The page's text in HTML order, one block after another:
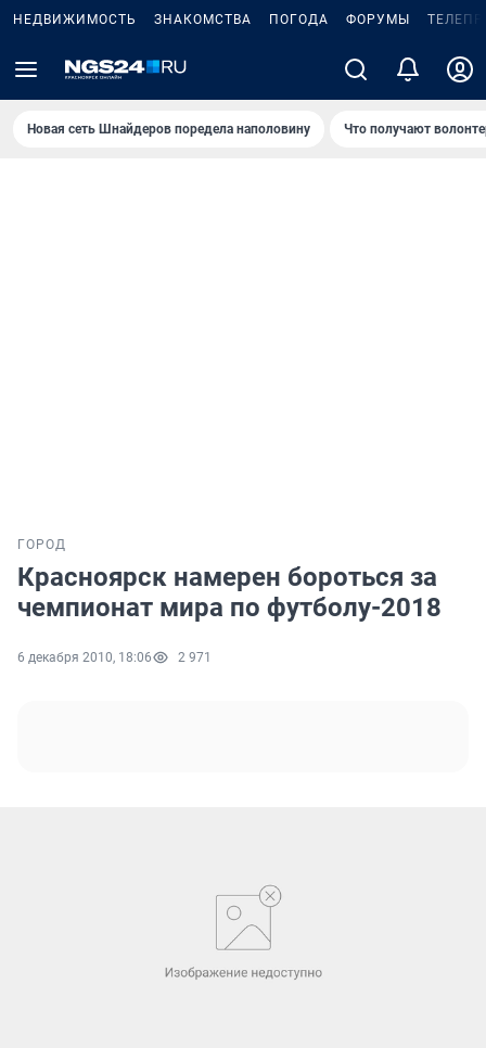
НЕДВИЖИМОСТЬ ЗНАКОМСТВА ПОГОДА ФОРУМЫ
Новая сеть Шнайдеров поредела наполовину Что получают
ГОРОД
Красноярск намерен бороться за
чемпионат мира по футболу-2018
6 декабря 2010, 18:06 2 971